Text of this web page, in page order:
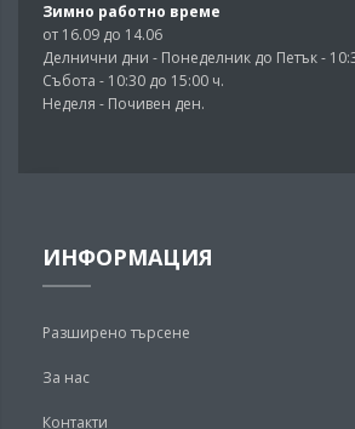
Зимно работно време
от 16.09 до 14.06
Делнични дни - Понеделник до Петък -
Събота - 10:30 до 15:00 ч.
Неделя - Почивен ден.
ИНФОРМАЦИЯ
Разширено търсене
За нас
Контакти